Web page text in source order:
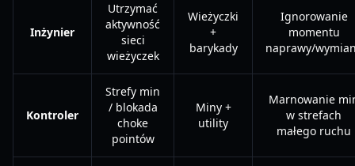
Inżynier
Utrzymać
aktywność
sieci
wieżyczek
Wieżyczki
+
barykady
Ignorowanie
momentu
naprawy/
Kontroler
Strefy min
/ blokada
choke
pointów
Miny +
utility
Marnowanie
w strefach
małego ruchu